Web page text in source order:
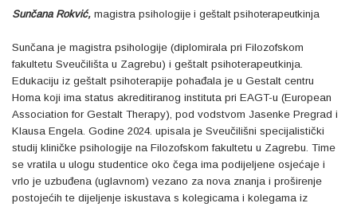
Sunčana Rokvić, magistra psihologije i geštalt psihoterapeutkinja
Sunčana je magistra psihologije (diplomirala pri Filozofskom
fakultetu Sveučilišta u Zagrebu) i geštalt psihoterapeutkinja.
Edukaciju iz geštalt psihoterapije pohađala je u Gestalt centru
Homa koji ima status akreditiranog instituta pri EAGT-u (European
Association for Gestalt Therapy), pod vodstvom Jasenke Pregrad i
Klausa Engela. Godine 2024. upisala je Sveučilišni specijalistički
studij kliničke psihologije na Filozofskom fakultetu u Zagrebu. Time
se vratila u ulogu studentice oko čega ima podijeljene osjećaje i
vrlo je uzbuđena (uglavnom) vezano za nova znanja i proširenje
postojećih te dijeljenje iskustava s kolegicama i kolegama iz